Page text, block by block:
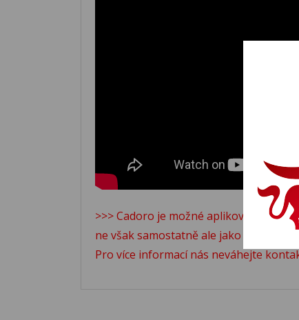
>>> Cadoro je možné aplikovat i
ne však samostatně ale jako součást
Pro více informací nás neváhejte